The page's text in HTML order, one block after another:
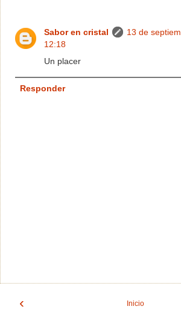
Sabor en cristal
13 de
12:18
Un placer
Responder
‹ Inicio